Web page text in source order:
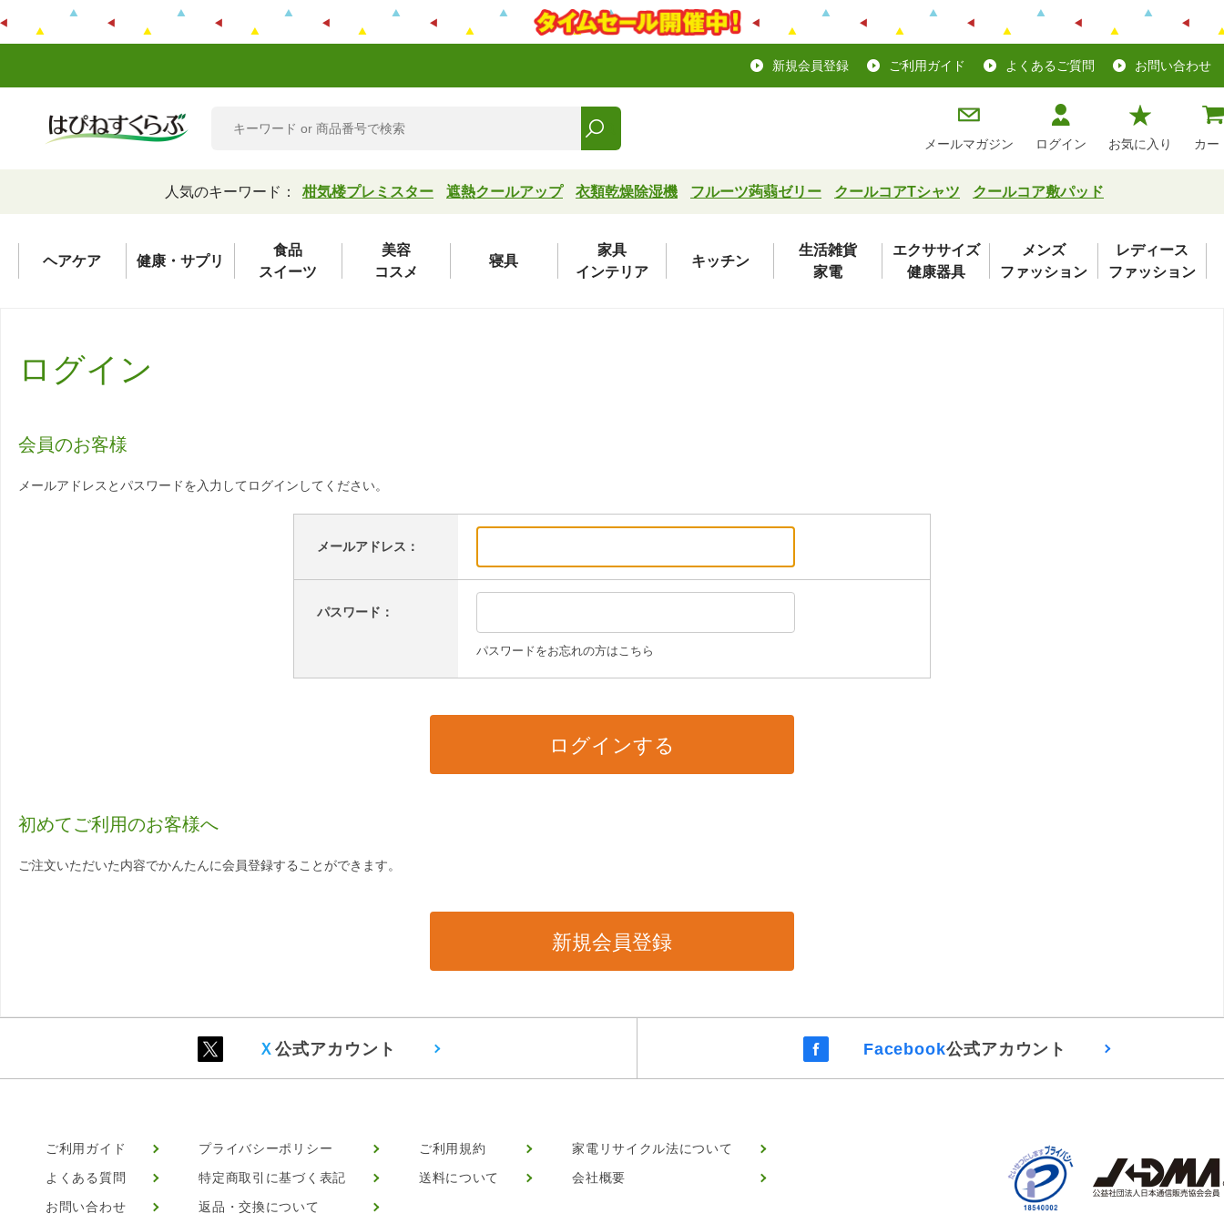
新規会員登録 ご利用ガイド よくあるご質問 お問い合わせ
メールマガジン ログイン お気に入り カー
人気のキーワード： 柑気楼プレミスター 遮熱クールアップ 衣類乾燥除湿機 フルーツ蒟蒻ゼリー クールコアTシャツ クールコア敷パッド
ヘアケア 健康・サプリ
食品
スイーツ
美容
コスメ
寝具
家具
インテリア
キッチン
生活雑貨
家電
エクササイズ
健康器具
メンズ
ファッション
レディース
ファッション
ログイン
会員のお客様
メールアドレスとパスワードを入力してログインしてください。
メールアドレス：
パスワード：
パスワードをお忘れの方はこちら
初めてご利用のお客様へ
ご注文いただいた内容でかんたんに会員登録することができます。
Ｘ公式アカウント Facebook公式アカウント
ご利用ガイド
よくある質問
お問い合わせ
プライバシーポリシー
特定商取引に基づく表記
返品・交換について
ご利用規約
送料について
家電リサイクル法について
会社概要